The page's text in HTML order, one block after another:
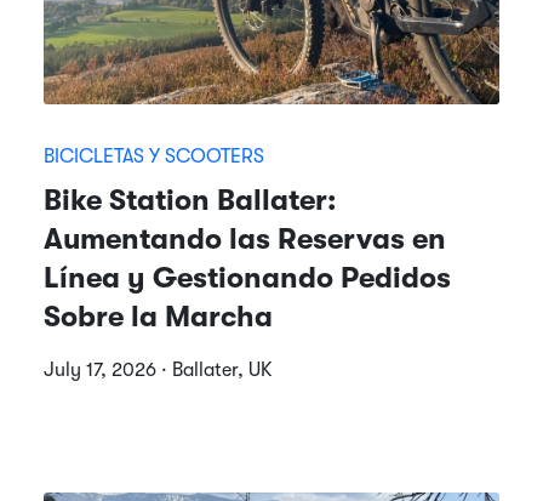
BICICLETAS Y SCOOTERS
Bike Station Ballater:
Aumentando las Reservas en
Línea y Gestionando Pedidos
Sobre la Marcha
July 17, 2026 · Ballater, UK